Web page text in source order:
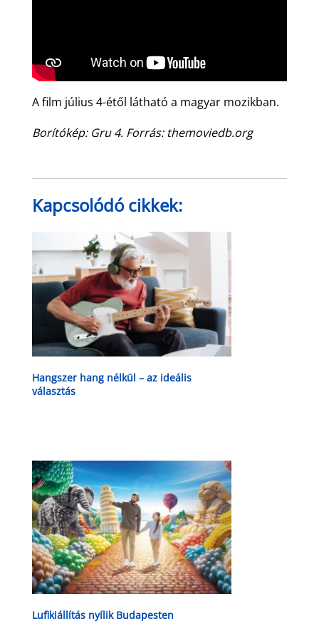
A film július 4-étől látható a magyar mozikban.
Borítókép: Gru 4. Forrás: themoviedb.org
Kapcsolódó cikkek:
Hangszer hang nélkül – az ideális
választás
Lufikiállítás nyílik Budapesten